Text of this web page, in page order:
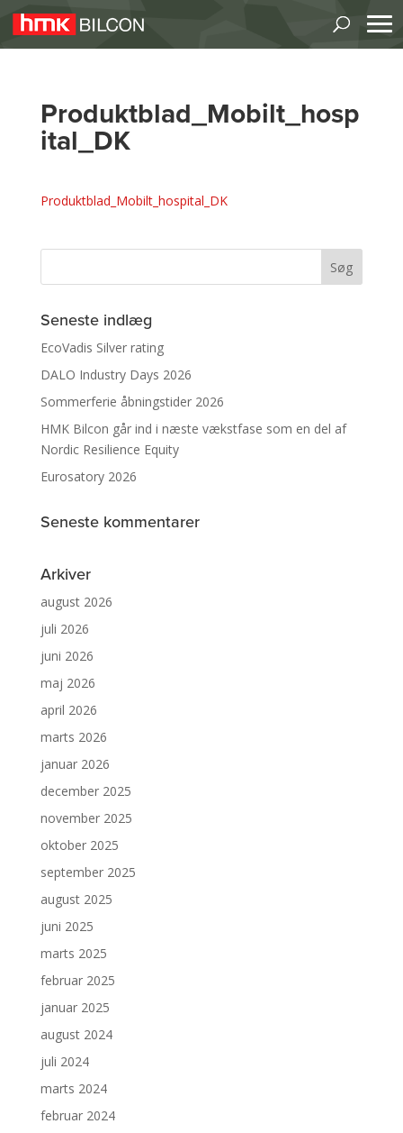
Produktblad_Mobilt_hosp
ital_DK
Produktblad_Mobilt_hospital_DK
Seneste indlæg
EcoVadis Silver rating
DALO Industry Days 2026
Sommerferie åbningstider 2026
HMK Bilcon går ind i næste vækstfase som en del af
Nordic Resilience Equity
Eurosatory 2026
Seneste kommentarer
Arkiver
august 2026
juli 2026
juni 2026
maj 2026
april 2026
marts 2026
januar 2026
december 2025
november 2025
oktober 2025
september 2025
august 2025
juni 2025
marts 2025
februar 2025
januar 2025
august 2024
juli 2024
marts 2024
februar 2024